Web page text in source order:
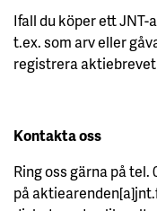
Ifall du köper ett
t.ex. som arv eller
registrera
Kontakta oss
Ring oss gärna på tel.
på